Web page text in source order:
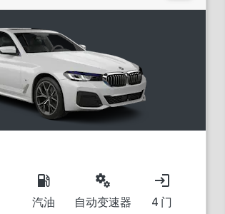
local_gas_station
汽油
miscellaneous_services
自动变速器
login
4 门